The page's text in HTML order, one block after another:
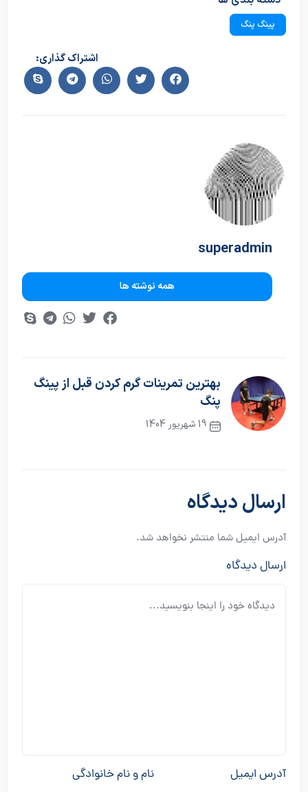
پینگ پنگ
اشتراک گذاری:
superadmin
همه نوشته ها
بهترین تمرینات گرم کردن قبل از پینگ
پنگ
19 شهریور 1404
ارسال دیدگاه
آدرس ایمیل شما منتشر نخواهد شد.
ارسال دیدگاه
نام و نام خانوادگی آدرس ایمیل